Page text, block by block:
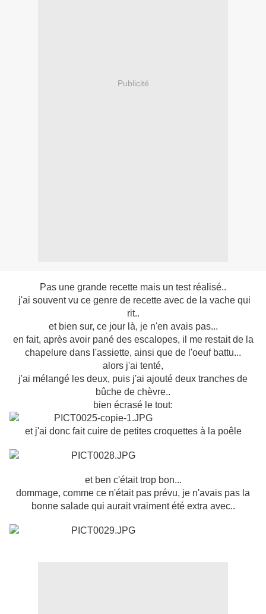
Publicité
Pas une grande recette mais un test réalisé..
j'ai souvent vu ce genre de recette avec de la vache qui
rit..
et bien sur, ce jour là, je n'en avais pas...
en fait, après avoir pané des escalopes, il me restait de la
chapelure dans l'assiette, ainsi que de l'oeuf battu...
alors j'ai tenté,
j'ai mélangé les deux, puis j'ai ajouté deux tranches de
bûche de chèvre..
bien écrasé le tout:
et j'ai donc fait cuire de petites croquettes à la poêle
et ben c'était trop bon...
dommage, comme ce n'était pas prévu, je n'avais pas la
bonne salade qui aurait vraiment été extra avec..